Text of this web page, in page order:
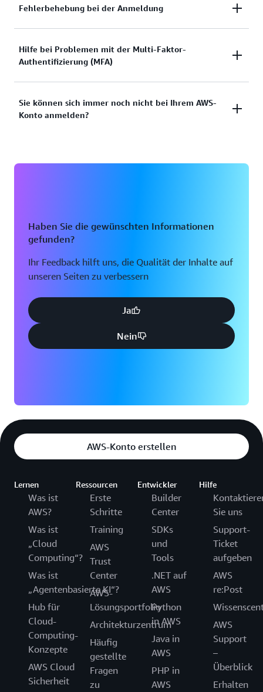
Benötigen Sie Hilfe mit der Anmeldung bei der
Dokumentation anzeigen
Fehlerbehebung bei der Anmeldung
Sie haben versucht, sich anzumelden, aber die
Anmeldeinformationen haben nicht funktioniert?
Root-Benutzerkonto?
Hilfe bei Problemen mit der Multi-Faktor-
Authentifizierung (MFA)
Verlorenes oder unbrauchbares Multi-Faktor-
Authentifizierungs-Gerät (MFA)
Sie können sich immer noch nicht bei Ihrem AWS-
Konto anmelden?
Haben Sie die gewünschten Informationen
gefunden?
Ihr Feedback hilft uns, die Qualität der Inhalte auf
unseren Seiten zu verbessern
Ja
Nein
AWS-Konto erstellen
Lernen
Was ist
AWS?
Was ist
„Cloud
Computing“?
Was ist
„Agentenbasierte KI“?
Hub für
Cloud-
Computing-
Konzepte
AWS Cloud
Sicherheit
Ressourcen
Erste
Schritte
Training
AWS
Trust
Center
AWS-
Lösungsportfolio
Architekturzentrum
Häufig
gestellte
Fragen
zu
Entwickler
Builder
Center
SDKs
und
Tools
.NET auf
AWS
Python
in AWS
Java in
AWS
PHP in
AWS
Hilfe
Sie uns
Support-
Ticket
aufgeben
AWS
re:Post
AWS
Support
–
Überblick
Erhalten